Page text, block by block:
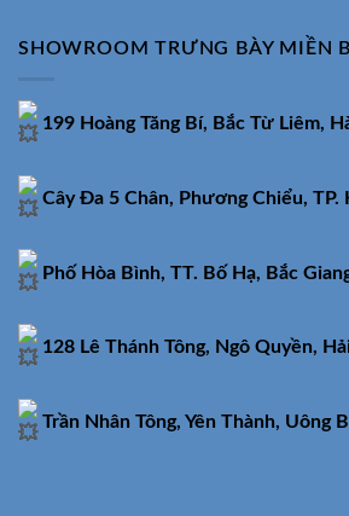
SHOWROOM TRƯNG BÀY MIỀN
199 Hoàng Tăng Bí, Bắc Từ Liêm,
Cây Đa 5 Chân, Phương Chiểu, TP.
Phố Hòa Bình, TT. Bố Hạ, Bắc
128 Lê Thánh Tông, Ngô Quyền,
Trần Nhân Tông, Yên Thành, Uông